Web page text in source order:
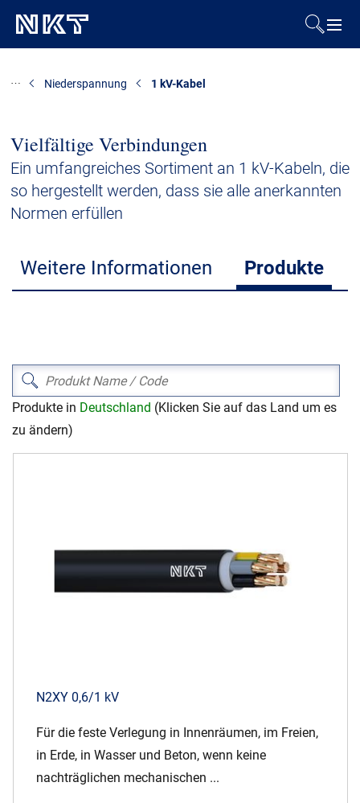
Downloads
Presse & Events
Über uns
KarriereInvestorenMediacenter
Vielfältige Verbindungen
Ein umfangreiches Sortiment an 1 kV-Kabeln, die
so hergestellt werden, dass sie alle anerkannten
Normen erfüllen
Niederspannung 1 kV-Kabel
Weitere Informationen Produkte
Produkte in Deutschland (Klicken Sie auf das Land um es
zu ändern)
N2XY 0,6/1 kV
Für die feste Verlegung in Innenräumen, im Freien,
in Erde, in Wasser und Beton, wenn keine
nachträglichen mechanischen ...